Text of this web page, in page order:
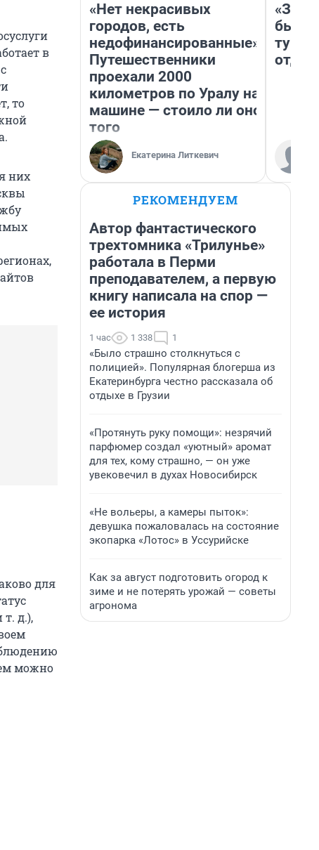
в
то
них
для
д.),
можно
«Нет некрасивых
городов, есть
недофинансированные».
Путешественники
проехали 2000
километров по Уралу на
машине — стоило ли оно
того
Екатерина Литкевич
«За
были
РЕКОМЕНДУЕМ
Автор фантастического
трехтомника «Трилунье»
работала в Перми
преподавателем, а первую
книгу написала на спор —
ее история
1 час 1 338 1
«Было страшно столкнуться с
полицией». Популярная блогерша из
Екатеринбурга честно рассказала об
отдыхе в Грузии
«Протянуть руку помощи»: незрячий
парфюмер создал «уютный» аромат
для тех, кому страшно, — он уже
увековечил в духах Новосибирск
«Не вольеры, а камеры пыток»:
девушка пожаловалась на состояние
экопарка «Лотос» в Уссурийске
Как за август подготовить огород к
зиме и не потерять урожай — советы
агронома